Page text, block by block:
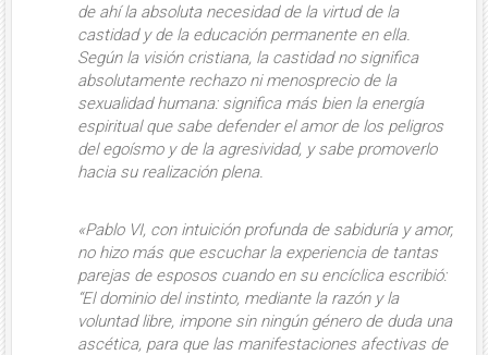
de ahí la absoluta necesidad de la virtud de la
castidad y de la educación permanente en ella.
Según la visión cristiana, la castidadno significa
absolutamente rechazo ni menosprecio de la
sexualidad humana: significa más bien la energía
espiritual que sabe defender el amor de los peligros
del egoísmo y de la agresividad, y sabe promoverlo
hacia su realización plena.
«Pablo VI, con intuición profunda de sabiduría y amor,
no hizo más que escuchar la experiencia de tantas
parejas de espososcuando en su encíclica escribió:
“El dominio del instinto, mediante la razón y la
voluntad libre, impone sin ningún género de duda una
ascética, para que las manifestaciones afectivas de